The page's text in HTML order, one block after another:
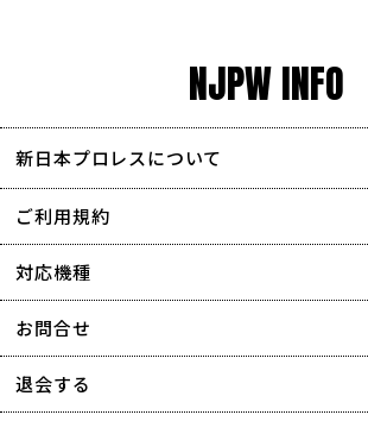
NJPW INFO
新日本プロレスについて
会社情報
採用情報
協賛・広告媒体のご案内
特定商取引に関する表記
ご利用規約
対応機種
お問合せ
退会する